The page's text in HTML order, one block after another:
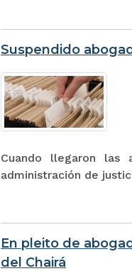
Suspendido
Cuando llegaron las
administración de
En pleito de
del Chairá